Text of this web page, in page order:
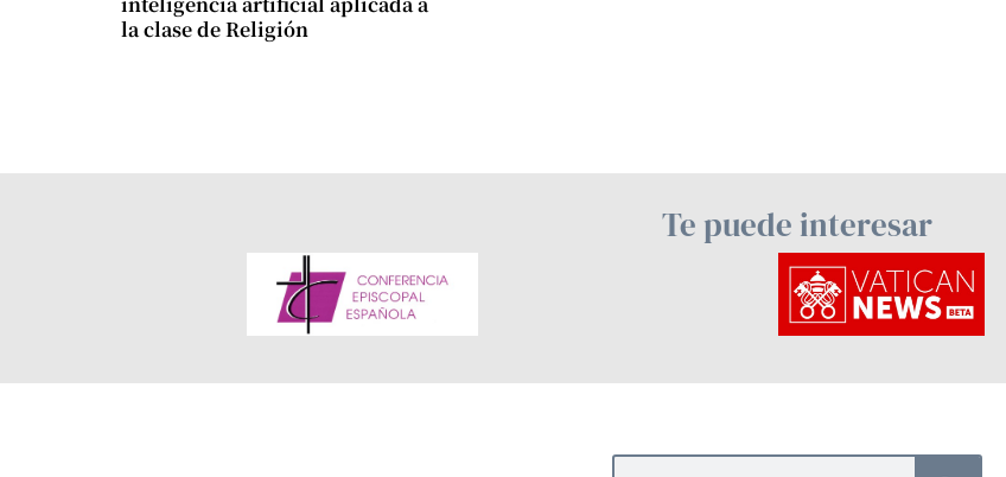
la clase de Religión
Te puede interesar